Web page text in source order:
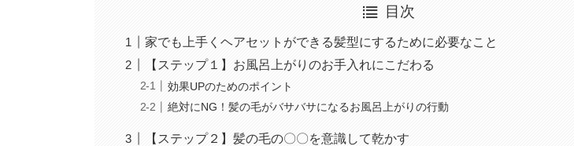
目次
家でも上手くヘアセットができる髪型にするために必要なこと
【ステップ１】お風呂上がりのお手入れにこだわる
効果UPのためのポイント
絶対にNG！髪の毛がバサバサになるお風呂上がりの行動
【ステップ２】髪の毛の〇〇を意識して乾かす